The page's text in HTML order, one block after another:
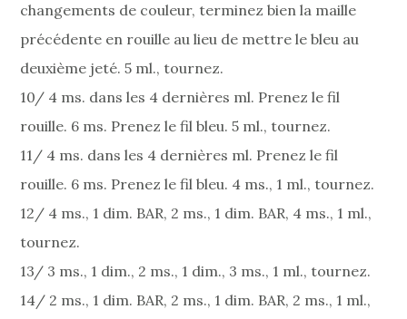
changements de couleur, terminez bien la maille
précédente en rouille au lieu de mettre le bleu au
deuxième jeté. 5 ml., tournez.
10/ 4 ms. dans les 4 dernières ml. Prenez le fil
rouille. 6 ms. Prenez le fil bleu. 5 ml., tournez.
11/ 4 ms. dans les 4 dernières ml. Prenez le fil
rouille. 6 ms. Prenez le fil bleu. 4 ms., 1 ml., tournez.
12/ 4 ms., 1 dim. BAR, 2 ms., 1 dim. BAR, 4 ms., 1 ml.,
tournez.
13/ 3 ms., 1 dim., 2 ms., 1 dim., 3 ms., 1 ml., tournez.
14/ 2 ms., 1 dim. BAR, 2 ms., 1 dim. BAR, 2 ms., 1 ml.,